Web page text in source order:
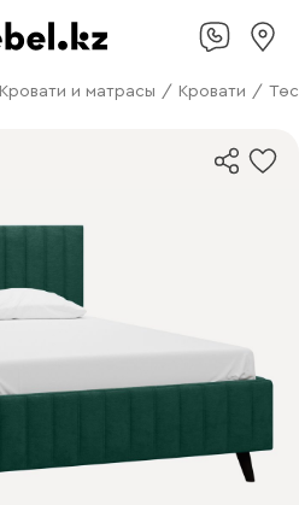
Кровати и матрасы / Кровати /